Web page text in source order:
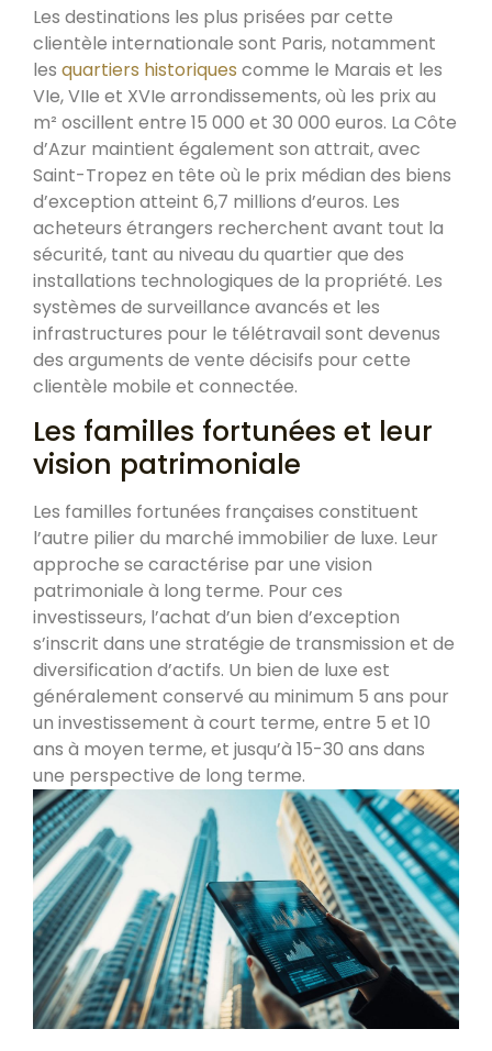
Les destinations les plus prisées par cette
clientèle internationale sont Paris, notamment
les quartiers historiques comme le Marais et les
VIe, VIIe et XVIe arrondissements, où les prix au
m² oscillent entre 15 000 et 30 000 euros. La Côte
d’Azur maintient également son attrait, avec
Saint-Tropez en tête où le prix médian des biens
d’exception atteint 6,7 millions d’euros. Les
acheteurs étrangers recherchent avant tout la
sécurité, tant au niveau du quartier que des
installations technologiques de la propriété. Les
systèmes de surveillance avancés et les
infrastructures pour le télétravail sont devenus
des arguments de vente décisifs pour cette
clientèle mobile et connectée.
Les familles fortunées et leur
vision patrimoniale
Les familles fortunées françaises constituent
l’autre pilier du marché immobilier de luxe. Leur
approche se caractérise par une vision
patrimoniale à long terme. Pour ces
investisseurs, l’achat d’un bien d’exception
s’inscrit dans une stratégie de transmission et de
diversification d’actifs. Un bien de luxe est
généralement conservé au minimum 5 ans pour
un investissement à court terme, entre 5 et 10
ans à moyen terme, et jusqu’à 15-30 ans dans
une perspective de long terme.